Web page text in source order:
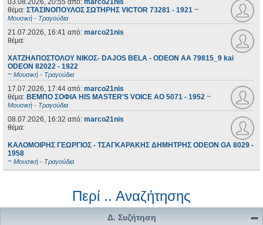
03.08.2026, 20:55 από: marco21nis
θέμα: ΣΤΑΣΙΝΟΠΟΥΛΟΣ ΣΩΤΗΡΗΣ VICTOR 73281 - 1921 ~
Μουσική - Τραγούδια
21.07.2026, 16:41 από: marco21nis
θέμα:
ΧΑΤΖΗΑΠΟΣΤΟΛΟΥ ΝΙΚΟΣ- DAJOS BELA - ODEON AA 79815_9 kai
ODEON 82022 - 1922
~ Μουσική - Τραγούδια
17.07.2026, 17:44 από: marco21nis
θέμα: ΒΕΜΠΟ ΣΟΦΙΑ HIS MASTER'S VOICE AO 5071 - 1952 ~
Μουσική - Τραγούδια
08.07.2026, 16:32 από: marco21nis
θέμα:
ΚΑΛΟΜΟΙΡΗΣ ΓΕΩΡΓΙΟΣ - ΤΣΑΓΚΑΡΑΚΗΣ ΔΗΜΗΤΡΗΣ ODEON GA 8029 -
1958
~ Μουσική - Τραγούδια
Περί .. Αναζήτησης
Δ. Συζήτηση